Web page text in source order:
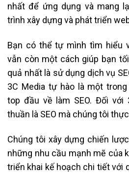
nhất để ứng dụng và mang
trình xây dựng và phát triển
Bạn có thể tự mình tìm hiểu
vẫn còn một cách giúp bạn
quả nhất là sử dụng dịch vụ
3C Media tự hào là một
top đầu về làm SEO. Đối với
thuần là SEO mà chúng tôi
Chúng tôi xây dựng chiến
những nhu cầu mạnh mẽ của
triển khai kế hoạch chi tiết với